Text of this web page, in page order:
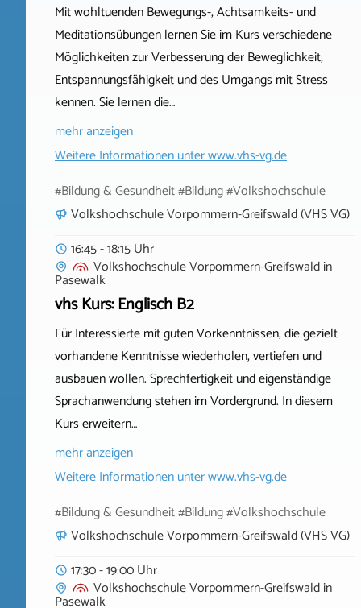
Mit wohltuenden Bewegungs-, Achtsamkeits- und
Meditationsübungen lernen Sie im Kurs verschiedene
Möglichkeiten zur Verbesserung der Beweglichkeit,
Entspannungsfähigkeit und des Umgangs mit Stress
kennen. Sie lernen die…
mehr anzeigen
Weitere Informationen unterwww.vhs-vg.de
#Bildung & Gesundheit #Bildung #Volkshochschule
Volkshochschule Vorpommern-Greifswald (VHS VG)
16:45 - 18:15 Uhr
Volkshochschule Vorpommern-Greifswaldin
Pasewalk
vhs Kurs: Englisch B2
Für Interessierte mit guten Vorkenntnissen, die gezielt
vorhandene Kenntnisse wiederholen, vertiefen und
ausbauen wollen. Sprechfertigkeit und eigenständige
Sprachanwendung stehen im Vordergrund. In diesem
Kurs erweitern…
mehr anzeigen
Weitere Informationen unterwww.vhs-vg.de
#Bildung & Gesundheit #Bildung #Volkshochschule
Volkshochschule Vorpommern-Greifswald (VHS VG)
17:30 - 19:00 Uhr
Volkshochschule Vorpommern-Greifswaldin
Pasewalk